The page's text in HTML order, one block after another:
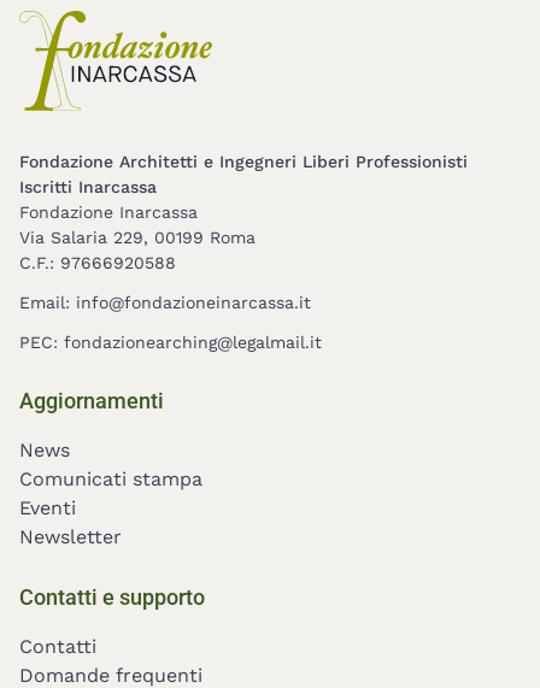
Fondazione Architetti e Ingegneri Liberi Professionisti
Iscritti Inarcassa
Fondazione Inarcassa
Via Salaria 229, 00199 Roma
C.F.: 97666920588
Email: info@fondazioneinarcassa.it
PEC: fondazionearching@legalmail.it
Footer
Aggiornamenti
News
Comunicati stampa
Eventi
Newsletter
Contatti e supporto
Contatti
Domande frequenti